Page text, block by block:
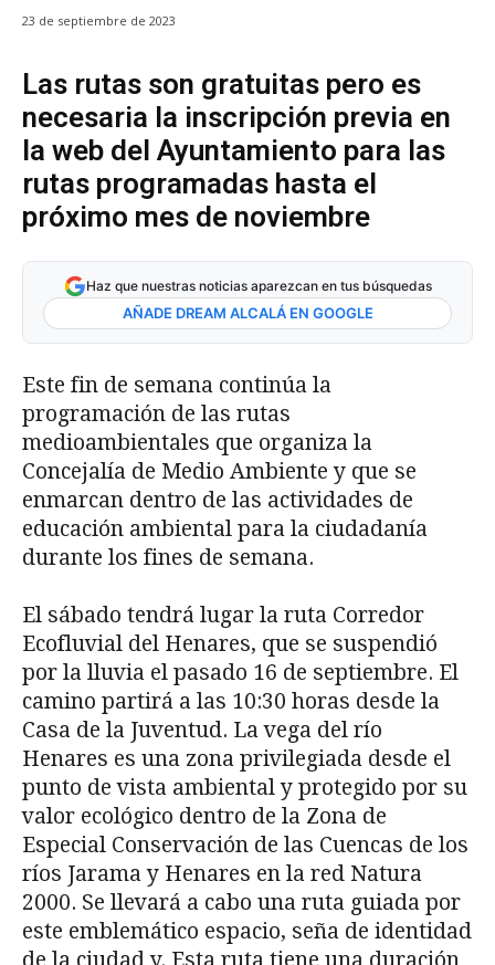
23 de septiembre de 2023
Las rutas son gratuitas pero es
necesaria la inscripción previa en
la web del Ayuntamiento para las
rutas programadas hasta el
próximo mes de noviembre
Haz que nuestras noticias aparezcan en tus búsquedas
AÑADE DREAM ALCALÁ EN GOOGLE
Este fin de semana continúa la
programación de las rutas
medioambientales que organiza la
Concejalía de Medio Ambiente y que se
enmarcan dentro de las actividades de
educación ambiental para la ciudadanía
durante los fines de semana.
El sábado tendrá lugar la ruta Corredor
Ecofluvial del Henares, que se suspendió
por la lluvia el pasado 16 de septiembre. El
camino partirá a las 10:30 horas desde la
Casa de la Juventud. La vega del río
Henares es una zona privilegiada desde el
punto de vista ambiental y protegido por su
valor ecológico dentro de la Zona de
Especial Conservación de las Cuencas de los
ríos Jarama y Henares en la red Natura
2000. Se llevará a cabo una ruta guiada por
este emblemático espacio, seña de identidad